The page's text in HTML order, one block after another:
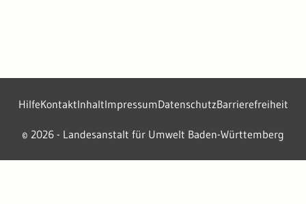
2026 - Landesanstalt für Umwelt Baden-Württemberg
HilfeKontaktInhaltImpressumDatenschutzBarrierefreiheit